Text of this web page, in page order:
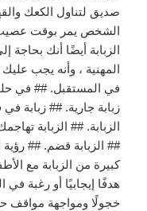
صديق لتناول الكعك
الشخص يمر بوقت عصيب
الزبابة أيضًا أنك بحاجة
المهنية ، وأنه يجب
في المستقبل. ## في
زبابة جارية. ## زبابة
الزبابة. ## الزبابة
## الزبابة قضم. ## رؤية
كبيرة من الزبابة مع
هدفًا إيجابيًا أو رغبة
خجولًا ومواجهة مواقف